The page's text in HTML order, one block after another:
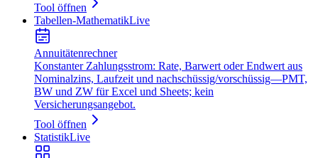
Tool öffnen
Tabellen-MathematikLive
Annuitätenrechner
Konstanter Zahlungsstrom: Rate, Barwert oder Endwert aus
Nominalzins, Laufzeit und nachschüssig/vorschüssig—PMT,
BW und ZW für Excel und Sheets; kein
Versicherungsangebot.
Tool öffnen
StatistikLive